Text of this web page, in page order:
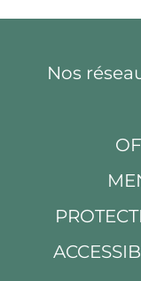
Nos